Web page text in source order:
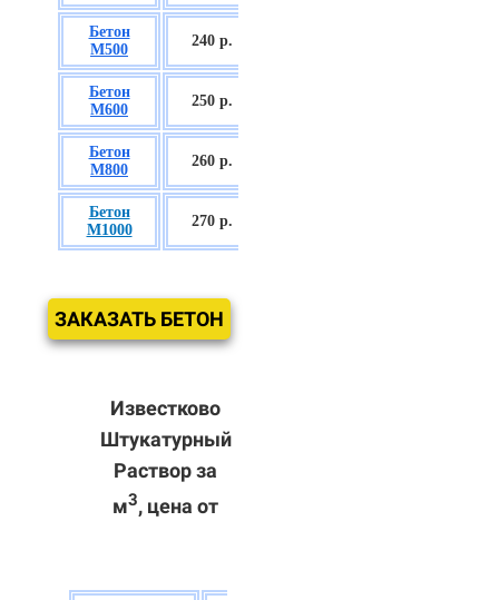
Бетон
М500
240 р.
Бетон
М600
250 р.
Бетон
М800
260 р.
Бетон
М1000
270 р.
ЗАКАЗАТЬ БЕТОН
Известково
Штукатурный
Раствор за
м3, цена от